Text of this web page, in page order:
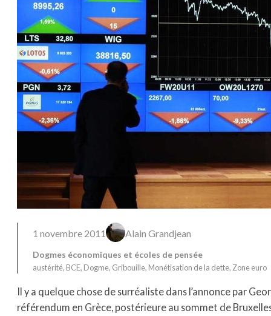
1 novembre 2011 Alain Grandjean
Dogmes économiques et écoles de pensée
austérité, BCE, Dogme, Gribouille, Monétisation de la dette, Zone euro
Il y a quelque chose de surréaliste dans l’annonce par
référendum en Grèce, postérieure au sommet de